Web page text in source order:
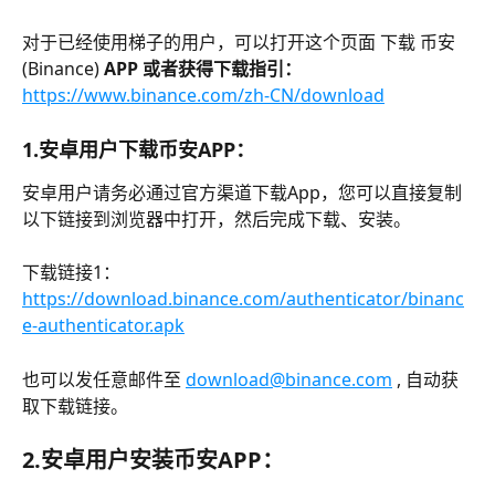
对于已经使用梯子的用户，可以打开这个页面 下载 币安
(Binance) APP 或者获得下载指引：
https://www.binance.com/zh-CN/download
1.安卓用户下载币安APP：
安卓用户请务必通过官方渠道下载App，您可以直接复制
以下链接到浏览器中打开，然后完成下载、安装。
下载链接1：
https://download.binance.com/authenticator/binanc
e-authenticator.apk
也可以发任意邮件至 download@binance.com , 自动获
取下载链接。
2.安卓用户安装币安APP：